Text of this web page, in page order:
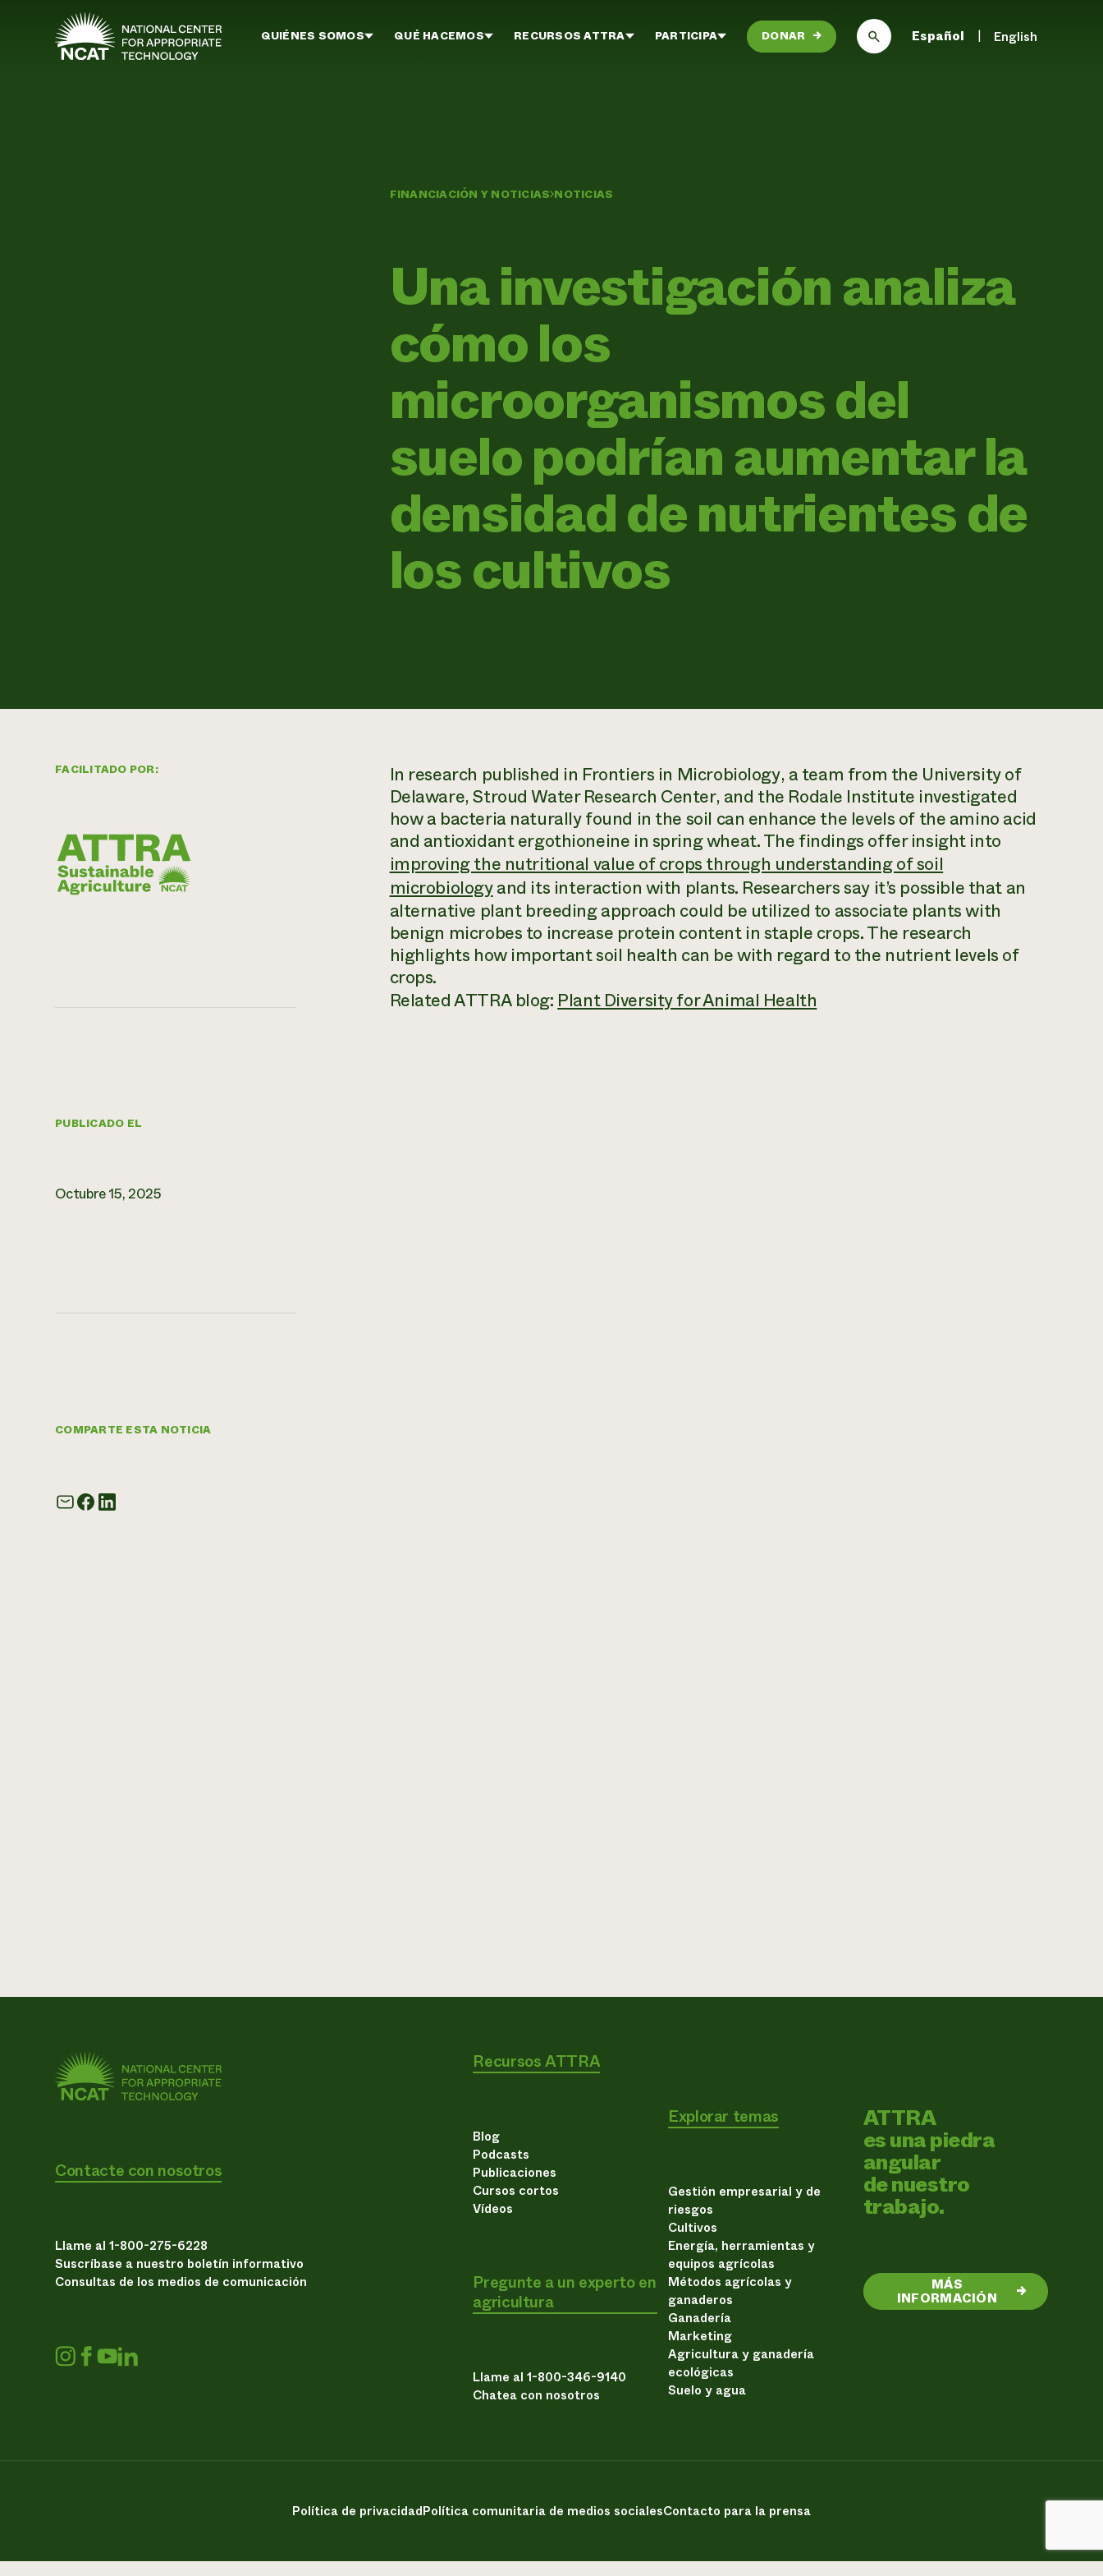
Ir al contenido principal
QUIÉNES SOMOS QUÉ HACEMOS RECURSOS ATTRA PARTICIPA DONAR → Español English
FINANCIACIÓN Y NOTICIAS NOTICIAS
Una investigación analiza
cómo los
microorganismos del
suelo podrían aumentar la
densidad de nutrientes de
los cultivos
FACILITADO POR:
PUBLICADO EL
Octubre 15, 2025
COMPARTE ESTA NOTICIA
In research published in Frontiers in Microbiology, a team from the University of
Delaware, Stroud Water Research Center, and the Rodale Institute investigated
how a bacteria naturally found in the soil can enhance the levels of the amino acid
and antioxidant ergothioneine in spring wheat. The findings offer insight into
improving the nutritional value of crops through understanding of soil
microbiologyand its interaction with plants. Researchers say it’s possible that an
alternative plant breeding approach could be utilized to associate plants with
benign microbes to increase protein content in staple crops. The research
highlights how important soil health can be with regard to the nutrient levels of
crops.
Related ATTRA blog: Plant Diversity for Animal Health
Contacte con nosotros
Llame al 1-800-275-6228
Suscríbase a nuestro boletín informativo
Consultas de los medios de comunicación
Recursos ATTRA
Blog
Podcasts
Publicaciones
Cursos cortos
Vídeos
Pregunte a un experto en
agricultura
Llame al 1-800-346-9140
Chatea con nosotros
Explorar temas
Gestión empresarial y de
riesgos
Cultivos
Energía, herramientas y
equipos agrícolas
Métodos agrícolas y
ganaderos
Ganadería
Marketing
Agricultura y ganadería
ecológicas
Suelo y agua
ATTRA
es una piedra
angular
de nuestro
trabajo.
MÁS
INFORMACIÓN →
Política de privacidadPolítica comunitaria de medios socialesContacto para la prensa